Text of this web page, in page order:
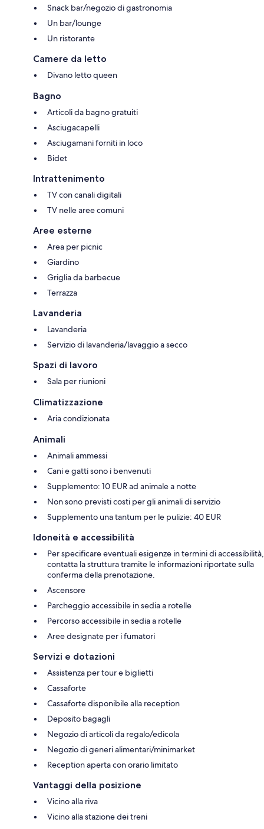
Snack bar/negozio di gastronomia
Un bar/lounge
Un ristorante
Camere da letto
Divano letto queen
Bagno
Articoli da bagno gratuiti
Asciugacapelli
Asciugamani forniti in loco
Bidet
Intrattenimento
TV con canali digitali
TV nelle aree comuni
Aree esterne
Area per picnic
Giardino
Griglia da barbecue
Terrazza
Lavanderia
Lavanderia
Servizio di lavanderia/lavaggio a secco
Spazi di lavoro
Sala per riunioni
Climatizzazione
Aria condizionata
Animali
Animali ammessi
Cani e gatti sono i benvenuti
Supplemento: 10 EUR ad animale a notte
Non sono previsti costi per gli animali di servizio
Supplemento una tantum per le pulizie: 40 EUR
Idoneità e accessibilità
Per specificare eventuali esigenze in termini di accessibilità,
contatta la struttura tramite le informazioni riportate sulla
conferma della prenotazione.
Ascensore
Parcheggio accessibile in sedia a rotelle
Percorso accessibile in sedia a rotelle
Aree designate per i fumatori
Servizi e dotazioni
Assistenza per tour e biglietti
Cassaforte
Cassaforte disponibile alla reception
Deposito bagagli
Negozio di articoli da regalo/edicola
Negozio di generi alimentari/minimarket
Reception aperta con orario limitato
Vantaggi della posizione
Vicino alla riva
Vicino alla stazione dei treni